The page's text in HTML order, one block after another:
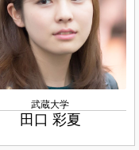
武蔵大学
田口 彩夏